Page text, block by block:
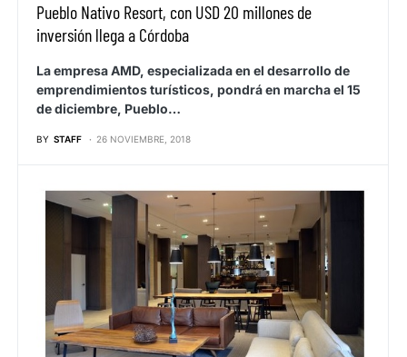
Pueblo Nativo Resort, con USD 20 millones de
inversión llega a Córdoba
La empresa AMD, especializada en el desarrollo de
emprendimientos turísticos, pondrá en marcha el 15
de diciembre, Pueblo…
BY STAFF 26 NOVIEMBRE, 2018